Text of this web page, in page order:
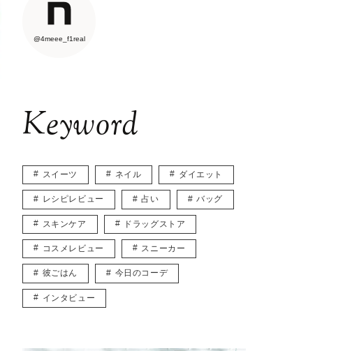
@4meee_f1real
Keyword
スイーツ ネイル ダイエット
レシピレビュー 占い バッグ
スキンケア ドラッグストア
コスメレビュー スニーカー
彼ごはん 今日のコーデ
インタビュー